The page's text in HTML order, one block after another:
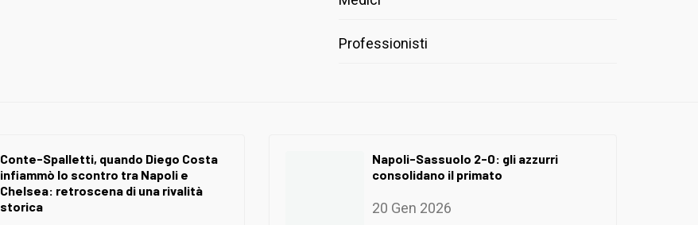
Professionisti
Conte-Spalletti, quando Diego Costa
infiammò lo scontro tra Napoli e
Chelsea: retroscena di una rivalità
storica
Napoli-Sassuolo 2-0: gli azzurri
consolidano il primato
20 Gen 2026